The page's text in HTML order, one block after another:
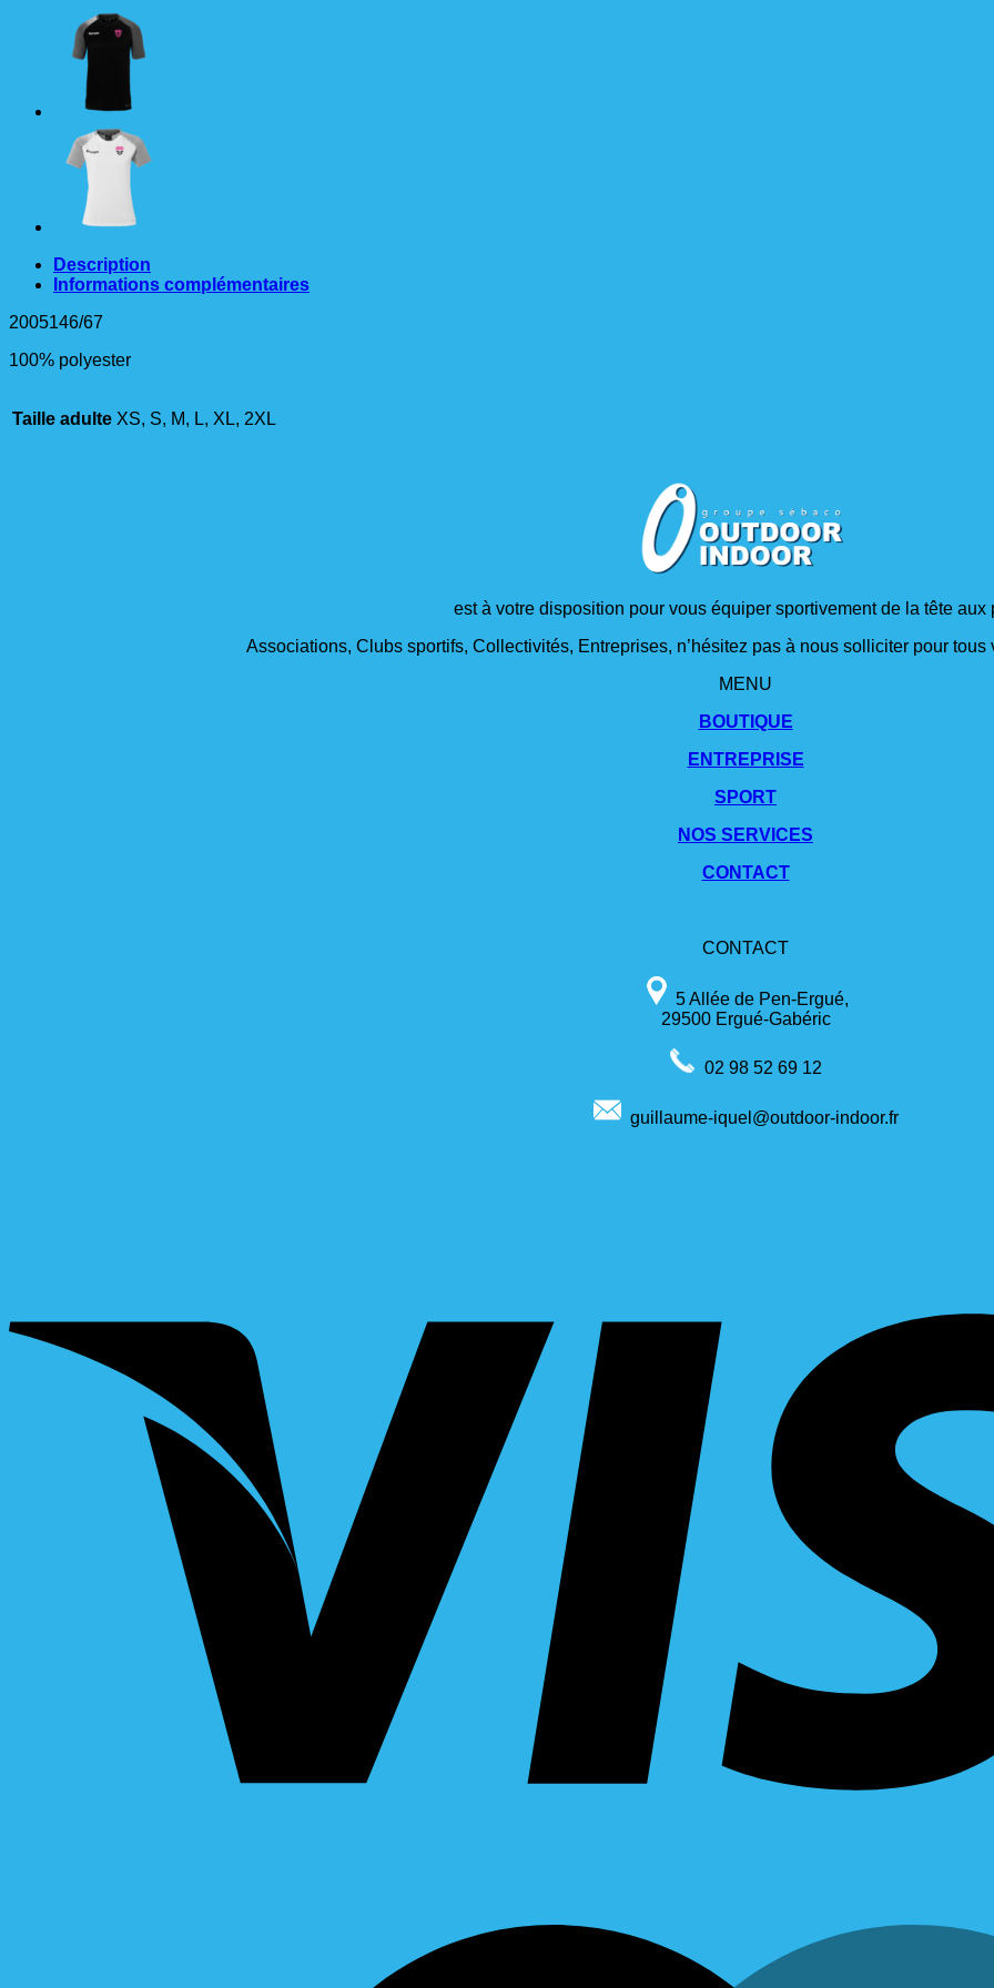
SHIRT
Femme
Description
Informations complémentaires
2005146/67
100% polyester
Taille adulte XS, S, M, L, XL, 2XL
est à votre disposition pour vous équiper sportivement de la tête aux
Associations, Clubs sportifs, Collectivités, Entreprises, n’hésitez pas à nous solliciter pour
MENU
BOUTIQUE
ENTREPRISE
SPORT
NOS SERVICES
CONTACT
CONTACT
5 Allée de Pen-Ergué,
29500 Ergué-Gabéric
02 98 52 69 12
guillaume-iquel@outdoor-indoor.fr